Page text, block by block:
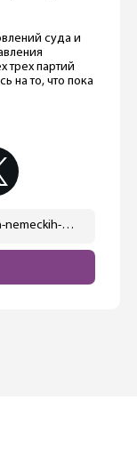
суда и
трех партий
на то, что пока
https://ostwest.tv/news/obyski-u-treh-nemeckih-partij-ih-podozrevajut-v-nezakonnyh-tratah-bjudzhetnyh-sredstv-v-saksonii-anhalt/